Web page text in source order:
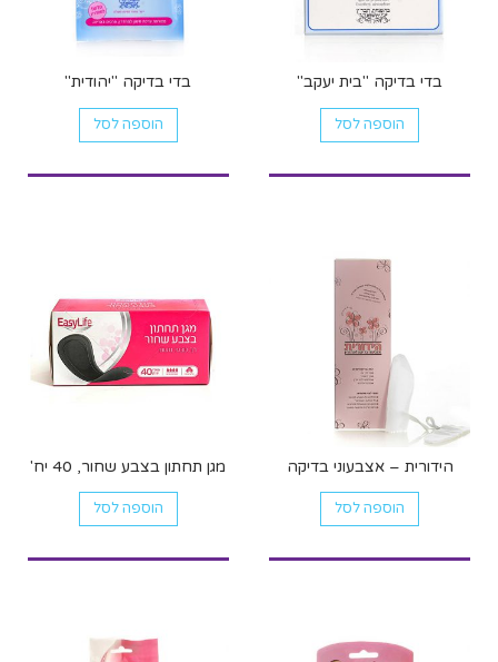
בדי בדיקה "בית יעקב"
הוספה לסל
בדי בדיקה "יהודית"
הוספה לסל
הידורית – אצבעוני בדיקה
הוספה לסל
מגן תחתון בצבע שחור, 40 יח'
הוספה לסל